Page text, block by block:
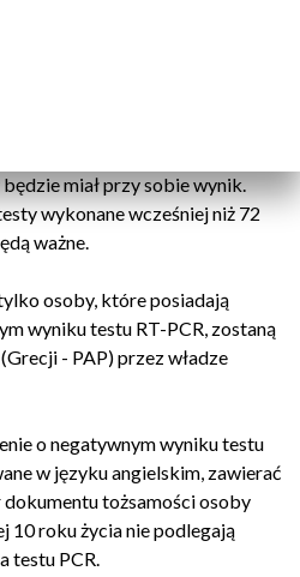
miał przy sobie wynik.
wykonane wcześniej niż 72
ważne.
osoby, które posiadają
wyniku testu RT-PCR, zostaną
- PAP) przez władze
o negatywnym wyniku testu
w języku angielskim, zawierać
tożsamości osoby
10 roku życia nie podlegają
testu PCR.